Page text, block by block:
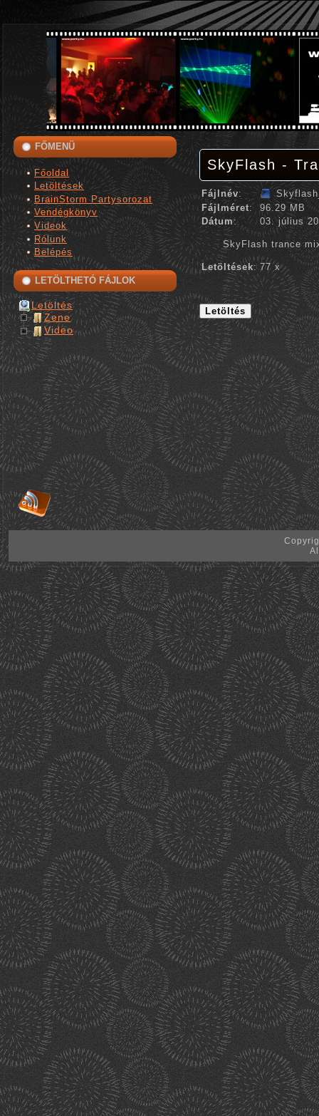
FŐMENÜ
Főoldal
Letöltések
BrainStorm Partysorozat
Vendégkönyv
Videok
Rólunk
Belépés
LETÖLTHETÓ FÁJLOK
Letöltés
Zene
Video
SkyFlash -
Fájlnév:
Fájlméret:
96.29 MB
Dátum: 03. július
SkyFlash trance
Letöltések: 77 x